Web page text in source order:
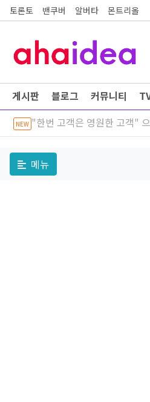
토론토 밴쿠버 알버타 몬트리올
게시판 블로그 커뮤니티
NEW "한번 고객은 영원한 고객"
메뉴